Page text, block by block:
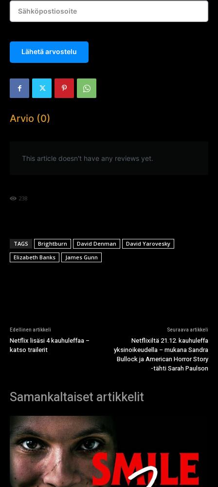
Lähetä arvostelu
Arvio (0)
This article doesn't have any reviews yet.
238
TAGS Brightburn David Denman
David Yarovesky
Elizabeth Banks
James Gunn
Edellinen artikkeli
Netflix lisäsi 4 kauhuleffaa –
katso trailerit
Seuraava artikkeli
Netflixiltä 21.12. kauhuleffa
yksinoikeudella – mukana Sandra
Bullock ja American Horror Story
-tähti Sarah Paulson
Samankaltaiset artikkelit